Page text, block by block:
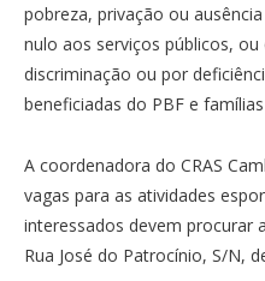
pobreza, privação ou
nulo aos serviços públicos,
discriminação ou por
beneficiadas do PBF e
A coordenadora do CRAS
vagas para as atividades
interessados devem procurar
Rua José do Patrocínio, S/N,